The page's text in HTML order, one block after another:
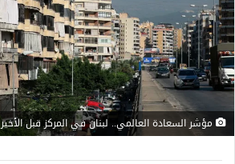
مؤشر السعادة العالمي.. لبنان في المركز قبل الأخير